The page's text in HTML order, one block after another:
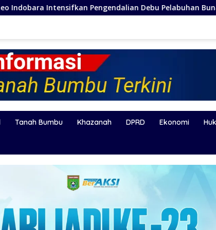
Debu Pelabuhan Bunati Hadapi Kemarau Ekstrem
Tanah Bumbu Khazanah DPRD Ekonomi